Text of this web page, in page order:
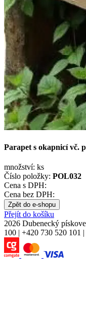
Parapet s okapnicí vč.
množství: ks
Číslo položky: POL032
Cena s DPH:
Cena bez DPH:
Zpět do e-shopu
Přejít do košíku
2026 Dubenecký
100 | +420 730 520 101 |